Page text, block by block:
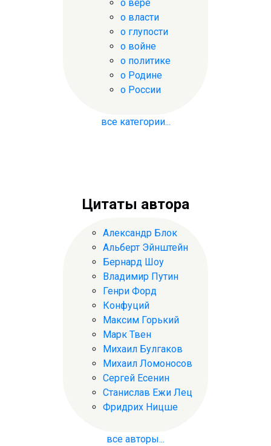
о вере
о власти
о глупости
о войне
о политике
о Родине
о России
все категории...
Цитаты автора
Александр Блок
Альберт Эйнштейн
Бернард Шоу
Владимир Путин
Генри Форд
Конфуций
Максим Горький
Марк Твен
Михаил Булгаков
Михаил Ломоносов
Сергей Есенин
Станислав Ежи Лец
Фридрих Ницше
все авторы...